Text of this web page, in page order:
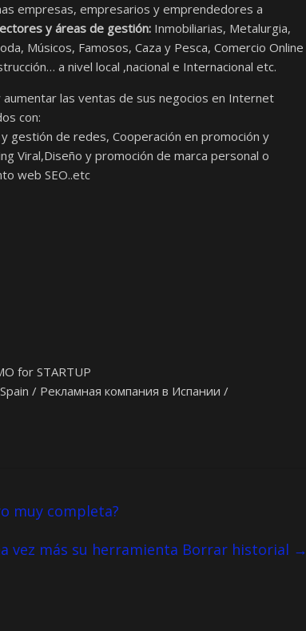
empresas, empresarios y emprendedores a
y áreas de gestión: Inmobiliarias, Metalurgia,
Músicos, Famosos, Caza y Pesca, Comercio Online
a nivel local ,nacional e Internacional etc.
las ventas de sus negocios en Internet
con:
gestión de redes, Cooperación en promoción y
Viral,Diseño y promoción de marca personal o
web SEO..etc
for STARTUP
/ Рекламная компания в Испании /
muy completa?
vez más su herramienta Borrar historial →